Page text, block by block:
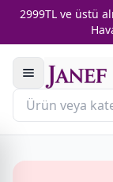
2999TL ve üstü